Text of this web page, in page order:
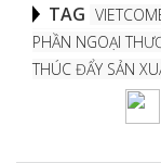
TAG
PHẦN NGOẠI
THÚC ĐẨY SẢN